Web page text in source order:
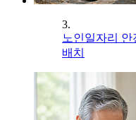
3.
노인일자리 안
배치